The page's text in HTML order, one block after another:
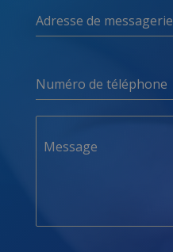
Adresse de messagerie
Numéro de téléphone
Message